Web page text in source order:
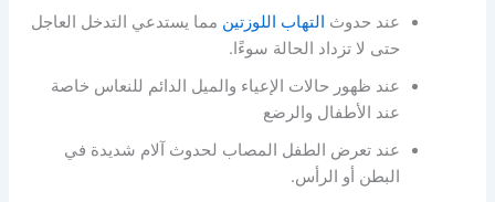
عند حدوث التهاب اللوزتين مما يستدعي التدخل العاجل
حتى لا تزداد الحالة سوءًا.
عند ظهور حالات الإعياء والميل الدائم للنعاس خاصة
عند الأطفال والرضع
عند تعرض الطفل المصاب لحدوث آلام شديدة في
البطن أو الرأس.